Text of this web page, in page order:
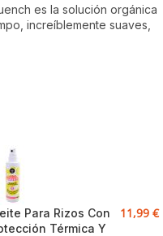
es la solución orgánica
increíblemente suaves,
Para Rizos Con
Térmica Y
11,99 €